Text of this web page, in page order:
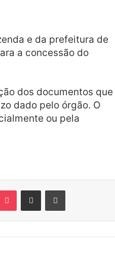
e da prefeitura de
a concessão do
dos documentos que
dado pelo órgão. O
ou pela